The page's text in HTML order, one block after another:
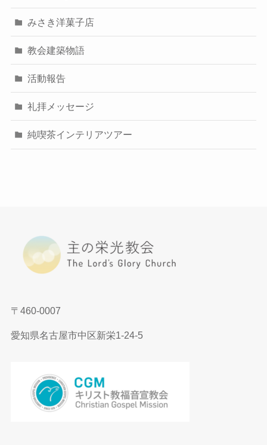
みさき洋菓子店
教会建築物語
活動報告
礼拝メッセージ
純喫茶インテリアツアー
〒460-0007
愛知県名古屋市中区新栄1-24-5